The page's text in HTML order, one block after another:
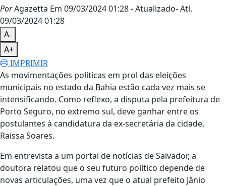
PorAgazetta Em 09/03/2024 01:28- Atualizado- Atl.
09/03/2024 01:28
A-
A+
IMPRIMIR
As movimentações políticas em prol das eleições
municipais no estado da Bahia estão cada vez mais se
intensificando. Como reflexo, a disputa pela prefeitura de
Porto Seguro, no extremo sul, deve ganhar entre os
postulantes à candidatura da ex-secretária da cidade,
Raissa Soares.
Em entrevista a um portal de notícias de Salvador, a
doutora relatou que o seu futuro político depende de
novas articulações, uma vez que o atual prefeito Jânio